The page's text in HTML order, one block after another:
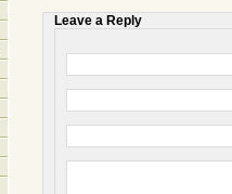
Leave a Reply